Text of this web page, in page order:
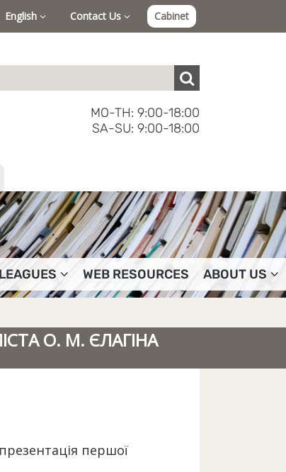
English Contact Us Cabinet
MO-TH: 9:00-18:00
SA-SU: 9:00-18:00
WEB RESOURCES ABOUT US
О. М. ЄЛАГІНА
першої